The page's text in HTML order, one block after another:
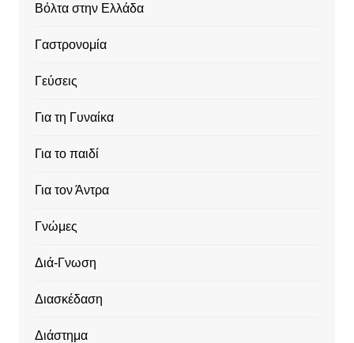
Βόλτα στην Ελλάδα
Γαστρονομία
Γεύσεις
Για τη Γυναίκα
Για το παιδί
Για τον Άντρα
Γνώμες
Διά-Γνωση
Διασκέδαση
Διάστημα